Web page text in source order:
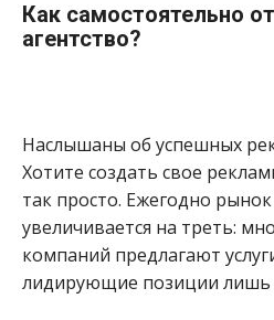
Как самостоятельно
агентство?
Наслышаны об успешных
Хотите создать свое
так просто. Ежегодно
увеличивается на треть:
компаний предлагают
лидирующие позиции лишь